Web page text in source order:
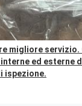
migliore servizio.
ed esterne
ispezione.